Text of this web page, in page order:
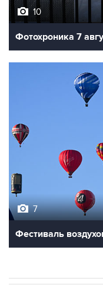
10
Фотохроника 7
7
Фестиваль